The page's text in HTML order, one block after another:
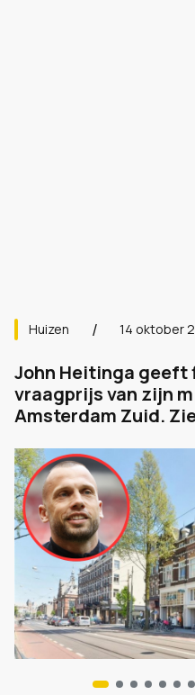
Huizen 14 oktober
John Heitinga geeft
vraagprijs van zijn
Amsterdam Zuid.